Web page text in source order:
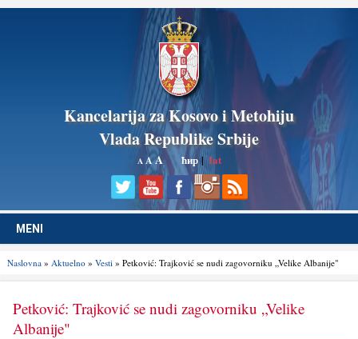
Kancelarija za Kosovo i Metohiju
Vlada Republike Srbije
A AA ћир|lat
MENI
Naslovna» Aktuelno» Vesti» Petković: Trajković se nudi zagovorniku „Velike Albanije"
Petković: Trajković se nudi zagovorniku „Velike
Albanije"